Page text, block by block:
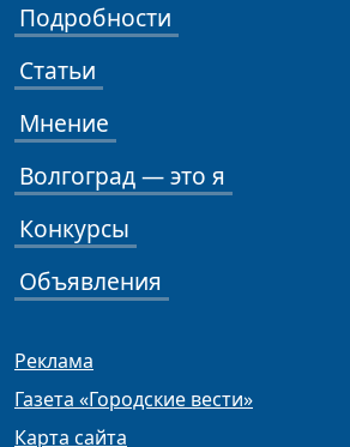
Подробности
Статьи
Мнение
Волгоград — это я
Конкурсы
Объявления
Реклама
Газета «Городские вести»
Карта сайта